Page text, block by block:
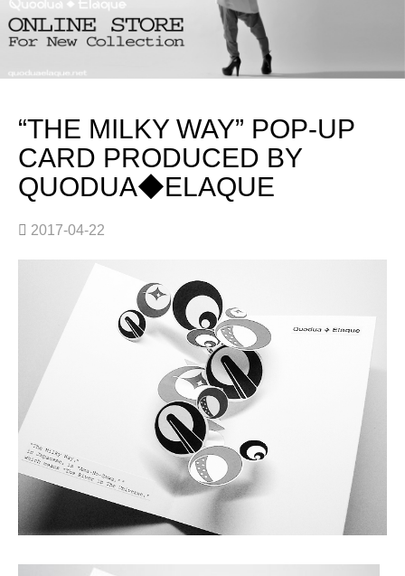
“THE MILKY WAY” POP-UP
CARD PRODUCED BY
QUODUA◆ELAQUE
2017-04-22